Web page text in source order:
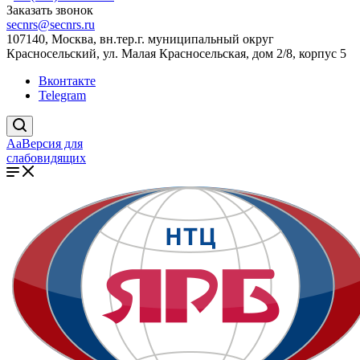
Заказать звонок
secnrs@secnrs.ru
107140, Москва, вн.тер.г. муниципальный округ
Красносельский, ул. Малая Красносельская, дом 2/8, корпус 5
Вконтакте
Telegram
AaВерсия для
слабовидящих